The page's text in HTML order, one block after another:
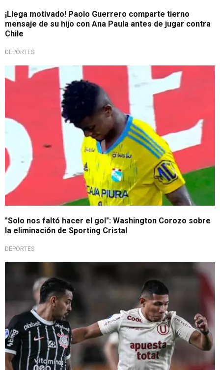
¡Llega motivado! Paolo Guerrero comparte tierno
mensaje de su hijo con Ana Paula antes de jugar contra
Chile
DEPORTES
Copa Sudamericana
"Solo nos faltó hacer el gol": Washington Corozo sobre
la eliminación de Sporting Cristal
DEPORTES